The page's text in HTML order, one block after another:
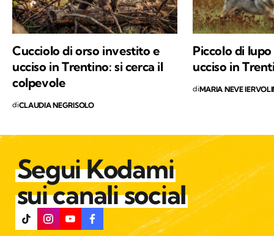
disposizione quello che ho imparato,
provando a comunicare e a trasmettere i
giorno: la conservazione della natura e la
salvaguardia del nostro Pianeta e di chiunque
vi abiti.
Cucciolo di orso investito e
ucciso in Trentino: si cerca il
colpevole
diCLAUDIA NEGRISOLO
Piccolo di
ucciso in
diMARIA NEVE
Segui Kodami
sui canali social